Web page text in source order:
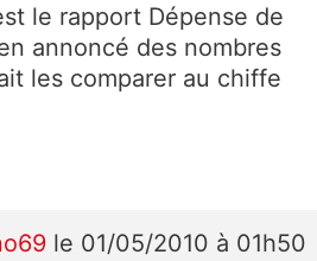
le rapport Dépense de
annoncé des nombres
les comparer au chiffe
le 01/05/2010 à 01h50